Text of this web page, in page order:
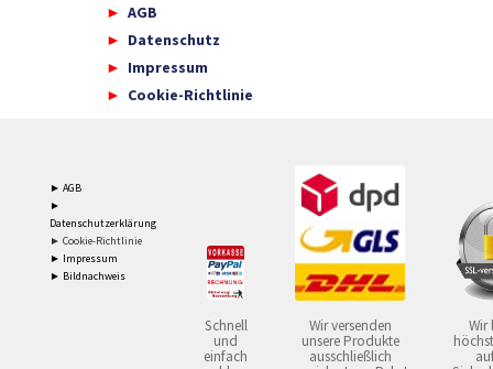
AGB
Datenschutz
Impressum
Cookie-Richtlinie
► AGB
►
Datenschutzerklärung
► Cookie-Richtlinie
► Impressum
► Bildnachweis
Schnell
und
einfach
Wir versenden
unsere Produkte
ausschließlich
Wir